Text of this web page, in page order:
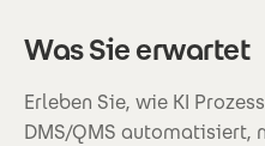
Was Sie erwartet
Erleben Sie, wie KI
DMS/QMS automatisiert,